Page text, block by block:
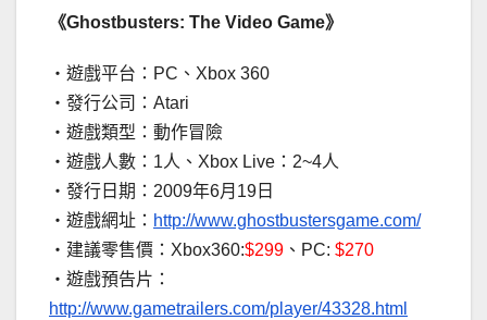
《Ghostbusters: The Video Game》
‧遊戲平台：PC、Xbox 360
‧發行公司：Atari
‧遊戲類型：動作冒險
‧遊戲人數：1人、Xbox Live：2~4人
‧發行日期：2009年6月19日
‧遊戲網址： http://www.ghostbustersgame.com/
‧建議零售價：Xbox360:$299 、PC: $270
‧遊戲預告片：
http://www.gametrailers.com/player/43328.html